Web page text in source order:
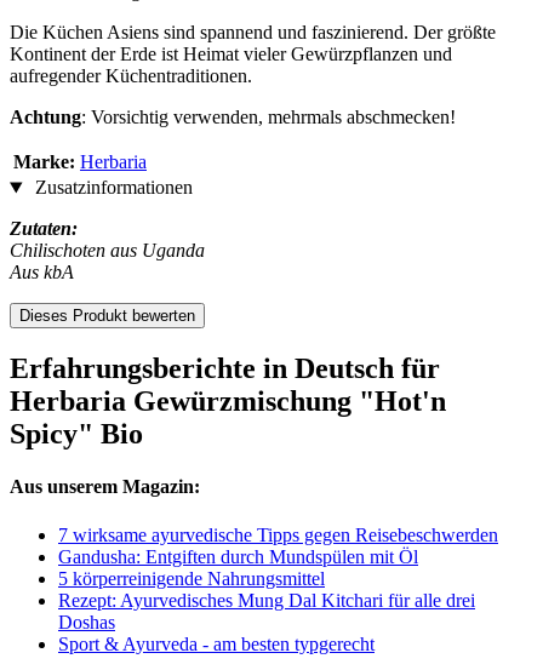
Die Küchen Asiens sind spannend und faszinierend. Der größte
Kontinent der Erde ist Heimat vieler Gewürzpflanzen und
aufregender Küchentraditionen.
Achtung: Vorsichtig verwenden, mehrmals abschmecken!
Marke: Herbaria
Zusatzinformationen
Zutaten:
Chilischoten aus Uganda
Aus kbA
Dieses Produkt bewerten
Erfahrungsberichte in Deutsch für
Herbaria Gewürzmischung "Hot'n
Spicy" Bio
Aus unserem Magazin:
7 wirksame ayurvedische Tipps gegen Reisebeschwerden
Gandusha: Entgiften durch Mundspülen mit Öl
5 körperreinigende Nahrungsmittel
Rezept: Ayurvedisches Mung Dal Kitchari für alle drei
Doshas
Sport & Ayurveda - am besten typgerecht